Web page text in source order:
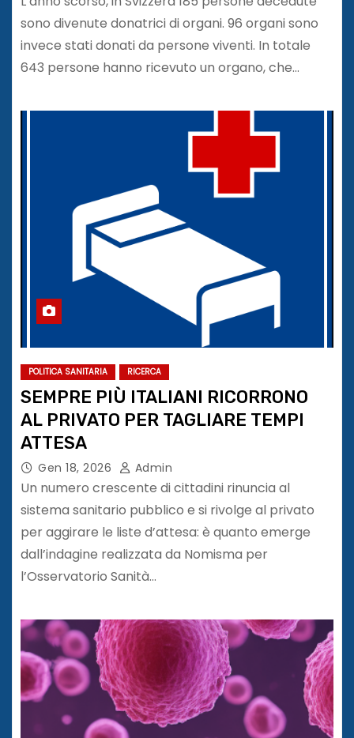
sono divenute donatrici di organi. 96 organi sono
invece stati donati da persone viventi. In totale
643 persone hanno ricevuto un organo, che…
POLITICA SANITARIA RICERCA
SEMPRE PIÙ ITALIANI RICORRONO
AL PRIVATO PER TAGLIARE TEMPI
ATTESA
Gen 18, 2026 Admin
Un numero crescente di cittadini rinuncia al
sistema sanitario pubblico e si rivolge al privato
per aggirare le liste d’attesa: è quanto emerge
dall’indagine realizzata da Nomisma per
l’Osservatorio Sanità…